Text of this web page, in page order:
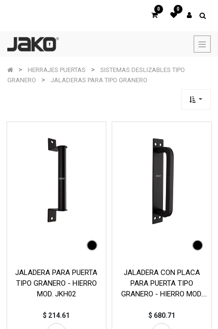
0 0
HERRAJES PUERTAS
SISTEMAS DESLIZABLES TIPO
GRANERO
JALADERAS PARA TIPO GRANERO
JALADERA PARA PUERTA
TIPO GRANERO - HIERRO
MOD. JKH02
$ 214.61
JALADERA CON PLACA
PARA PUERTA TIPO
GRANERO - HIERRO MOD.
$ 680.71